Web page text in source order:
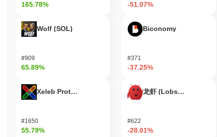
165.78%
Wolf (SOL)
#909
65.89%
Xeleb Protocol
#1650
55.79%
-51.07%
Biconomy
#371
-37.25%
龙虾 (Lobster)
#622
-28.01%